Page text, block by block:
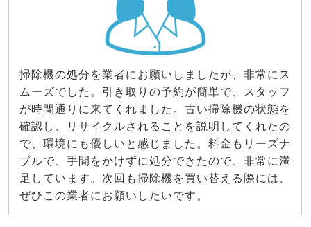
掃除機の処分を業者にお願いしましたが、非常にス
ムーズでした。引き取りの予約が簡単で、スタッフ
が時間通りに来てくれました。古い掃除機の状態を
確認し、リサイクルされることを説明してくれたの
で、環境にも優しいと感じました。料金もリーズナ
ブルで、手間をかけずに処分できたので、非常に満
足しています。次回も掃除機を買い替える際には、
ぜひこの業者にお願いしたいです。